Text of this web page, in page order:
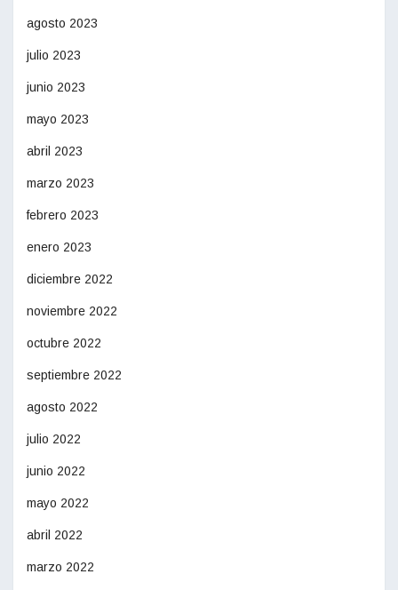
agosto 2023
julio 2023
junio 2023
mayo 2023
abril 2023
marzo 2023
febrero 2023
enero 2023
diciembre 2022
noviembre 2022
octubre 2022
septiembre 2022
agosto 2022
julio 2022
junio 2022
mayo 2022
abril 2022
marzo 2022